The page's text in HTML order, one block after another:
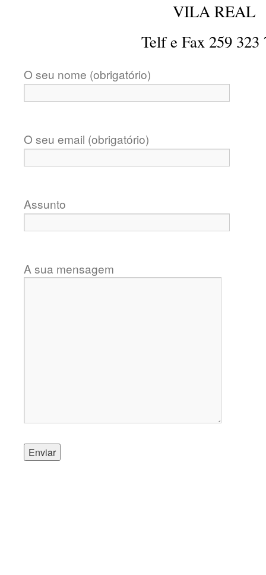
VILA REAL
Telf e Fax 259 323
O seu nome (obrigatório)
O seu email (obrigatório)
Assunto
A sua mensagem